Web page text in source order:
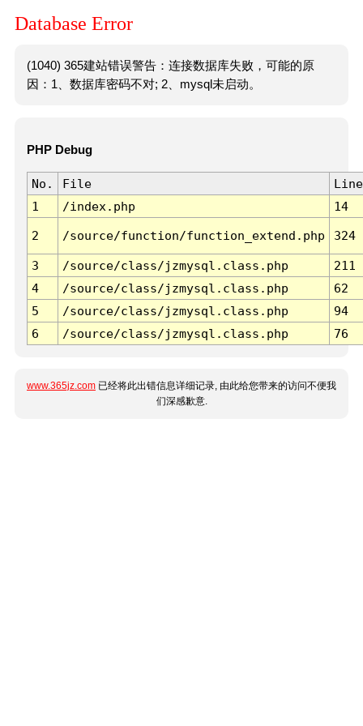
Database Error
(1040) 365建站错误警告：连接数据库失败，可能的原
因：1、数据库密码不对; 2、mysql未启动。
PHP Debug
No. File
Line
1
/index.php 14
2 /source/function/function_extend.php 324
3 /source/class/jzmysql.class.php
211
4
/source/class/jzmysql.class.php
62
5
/source/class/jzmysql.class.php
94
6
/source/class/jzmysql.class.php 76
www.365jz.com 已经将此出错信息详细记录, 由此给您带来的访问不便我
们深感歉意.